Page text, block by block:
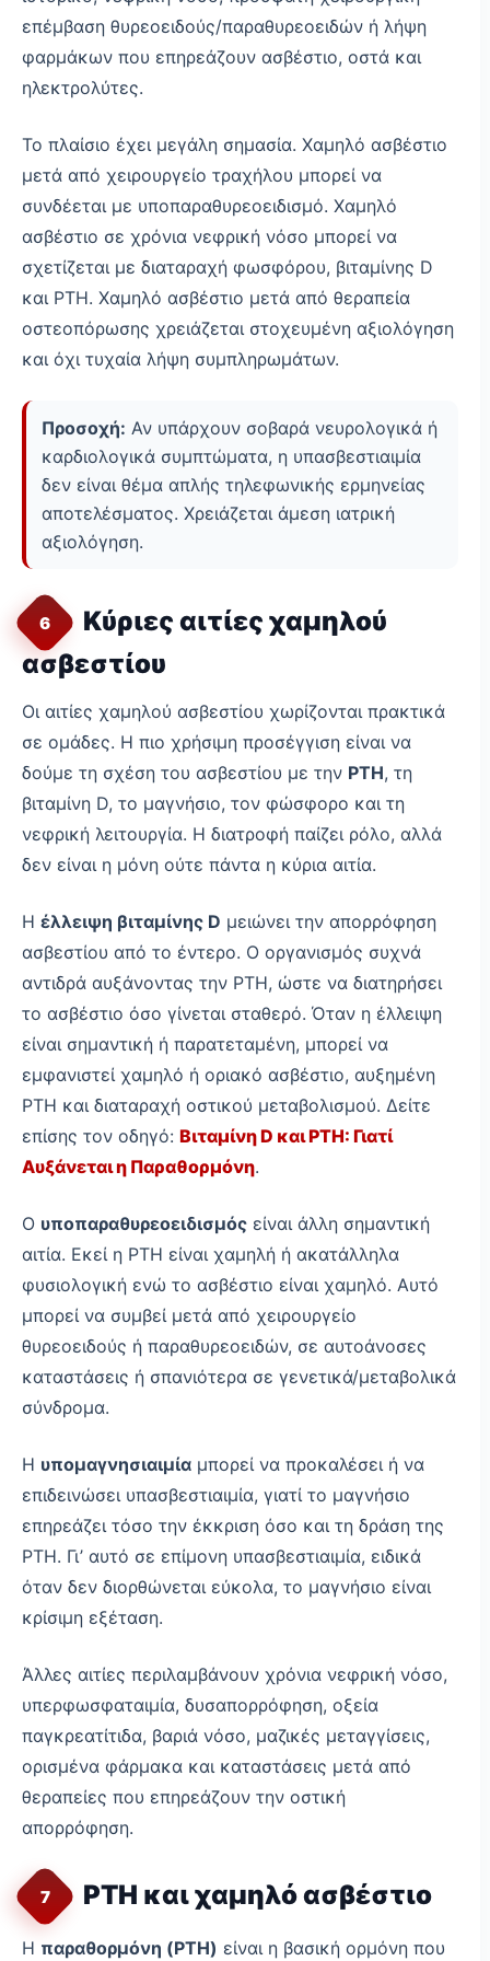
επέμβαση θυρεοειδούς/παραθυρεοειδών ή λήψη
φαρμάκων που επηρεάζουν ασβέστιο, οστά και
ηλεκτρολύτες.
Το πλαίσιο έχει μεγάλη σημασία. Χαμηλό ασβέστιο
μετά από χειρουργείο τραχήλου μπορεί να
συνδέεται με υποπαραθυρεοειδισμό. Χαμηλό
ασβέστιο σε χρόνια νεφρική νόσο μπορεί να
σχετίζεται με διαταραχή φωσφόρου, βιταμίνης D
και PTH. Χαμηλό ασβέστιο μετά από θεραπεία
οστεοπόρωσης χρειάζεται στοχευμένη αξιολόγηση
και όχι τυχαία λήψη συμπληρωμάτων.
Προσοχή: Αν υπάρχουν σοβαρά νευρολογικά ή
καρδιολογικά συμπτώματα, η υπασβεστιαιμία
δεν είναι θέμα απλής τηλεφωνικής ερμηνείας
αποτελέσματος. Χρειάζεται άμεση ιατρική
αξιολόγηση.
6
Κύριες αιτίες χαμηλού
ασβεστίου
Οι αιτίες χαμηλού ασβεστίου χωρίζονται πρακτικά
σε ομάδες. Η πιο χρήσιμη προσέγγιση είναι να
δούμε τη σχέση του ασβεστίου με την PTH, τη
βιταμίνη D, το μαγνήσιο, τον φώσφορο και τη
νεφρική λειτουργία. Η διατροφή παίζει ρόλο, αλλά
δεν είναι η μόνη ούτε πάντα η κύρια αιτία.
Η έλλειψη βιταμίνης D μειώνει την απορρόφηση
ασβεστίου από το έντερο. Ο οργανισμός συχνά
αντιδρά αυξάνοντας την PTH, ώστε να διατηρήσει
το ασβέστιο όσο γίνεται σταθερό. Όταν η έλλειψη
είναι σημαντική ή παρατεταμένη, μπορεί να
εμφανιστεί χαμηλό ή οριακό ασβέστιο, αυξημένη
PTH και διαταραχή οστικού μεταβολισμού. Δείτε
επίσης τον οδηγό: Βιταμίνη D και PTH: Γιατί
Αυξάνεται η Παραθορμόνη.
Ο υποπαραθυρεοειδισμός είναι άλλη σημαντική
αιτία. Εκεί η PTH είναι χαμηλή ή ακατάλληλα
φυσιολογική ενώ το ασβέστιο είναι χαμηλό. Αυτό
μπορεί να συμβεί μετά από χειρουργείο
θυρεοειδούς ή παραθυρεοειδών, σε αυτοάνοσες
καταστάσεις ή σπανιότερα σε γενετικά/μεταβολικά
σύνδρομα.
Η υπομαγνησιαιμία μπορεί να προκαλέσει ή να
επιδεινώσει υπασβεστιαιμία, γιατί το μαγνήσιο
επηρεάζει τόσο την έκκριση όσο και τη δράση της
PTH. Γι’ αυτό σε επίμονη υπασβεστιαιμία, ειδικά
όταν δεν διορθώνεται εύκολα, το μαγνήσιο είναι
κρίσιμη εξέταση.
Άλλες αιτίες περιλαμβάνουν χρόνια νεφρική νόσο,
υπερφωσφαταιμία, δυσαπορρόφηση, οξεία
παγκρεατίτιδα, βαριά νόσο, μαζικές μεταγγίσεις,
ορισμένα φάρμακα και καταστάσεις μετά από
θεραπείες που επηρεάζουν την οστική
απορρόφηση.
7 PTH και χαμηλό ασβέστιο
Η παραθορμόνη (PTH) είναι η βασική ορμόνη που